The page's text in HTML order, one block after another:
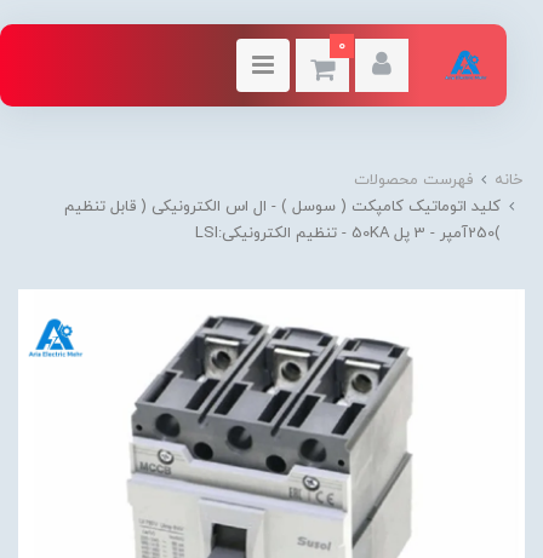
0
خانه
فهرست محصولات
کلید اتوماتیک کامپکت ( سوسل ) - ال اس الکترونیکی ( قابل تنظیم